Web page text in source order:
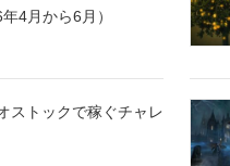
4月から6月）
ストックで稼ぐチャレ